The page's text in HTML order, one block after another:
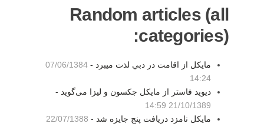
Random articles (all
categories):
مايكل از اقامت در دبي لذت ميبرد - 07/06/1384
14:24
دیوید فاستر از مایکل جکسون و لیزا می‌گوید -
21/10/1389 14:59
مایکل نامزد دریافت پنج جایزه شد - 22/07/1388